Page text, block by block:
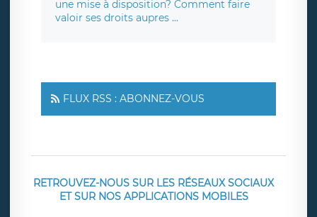
une mise à disposition? Comment faire
valoir ses droits aupres ...
FLUX RSS : ABONNEZ-VOUS
RETROUVEZ-NOUS SUR LES RÉSEAUX SOCIAUX
ET SUR NOS APPLICATIONS MOBILES